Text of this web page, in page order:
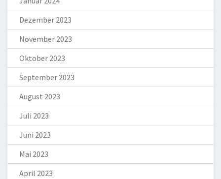
Dezember 2023
November 2023
Oktober 2023
September 2023
August 2023
Juli 2023
Juni 2023
Mai 2023
April 2023